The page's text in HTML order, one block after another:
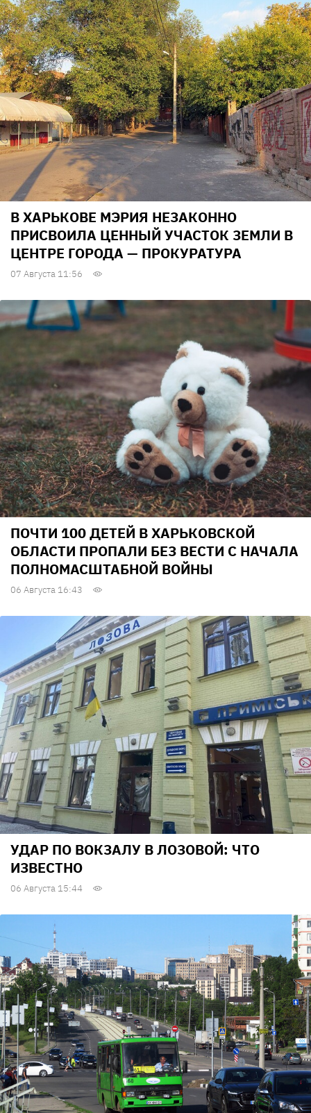
В ХАРЬКОВЕ МЭРИЯ НЕЗАКОННО
ПРИСВОИЛА ЦЕННЫЙ УЧАСТОК ЗЕМЛИ В
ЦЕНТРЕ ГОРОДА — ПРОКУРАТУРА
07 Августа 11:56
ПОЧТИ 100 ДЕТЕЙ В ХАРЬКОВСКОЙ
ОБЛАСТИ ПРОПАЛИ БЕЗ ВЕСТИ С НАЧАЛА
ПОЛНОМАСШТАБНОЙ ВОЙНЫ
06 Августа 16:43
УДАР ПО ВОКЗАЛУ В ЛОЗОВОЙ: ЧТО
ИЗВЕСТНО
06 Августа 15:44